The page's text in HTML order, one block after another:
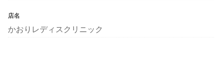
店名
かおりレディスクリニック